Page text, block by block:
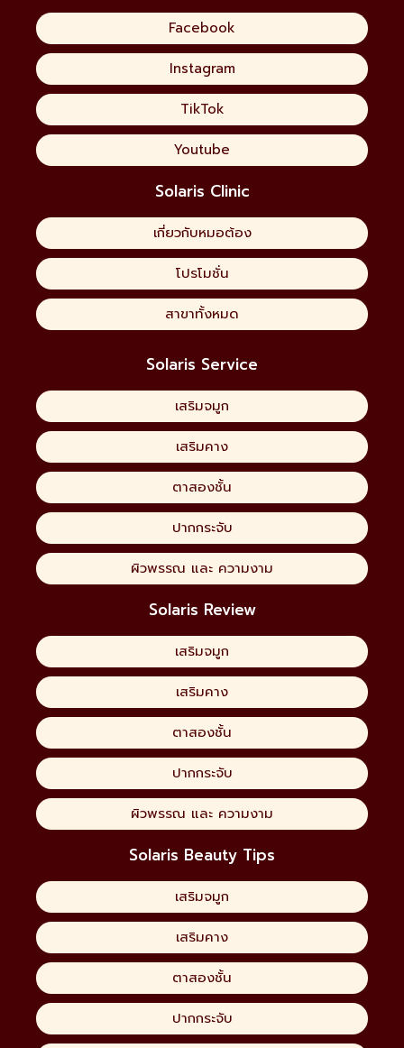
Facebook
Instagram
TikTok
Youtube
Solaris Clinic
เกี่ยวกับหมอต้อง
โปรโมชั่น
สาขาทั้งหมด
Solaris Service
เสริมจมูก
เสริมคาง
ตาสองชั้น
ปากกระจับ
ผิวพรรณ และ ความงาม
Solaris Review
เสริมจมูก
เสริมคาง
ตาสองชั้น
ปากกระจับ
ผิวพรรณ และ ความงาม
Solaris Beauty Tips
เสริมจมูก
เสริมคาง
ตาสองชั้น
ปากกระจับ